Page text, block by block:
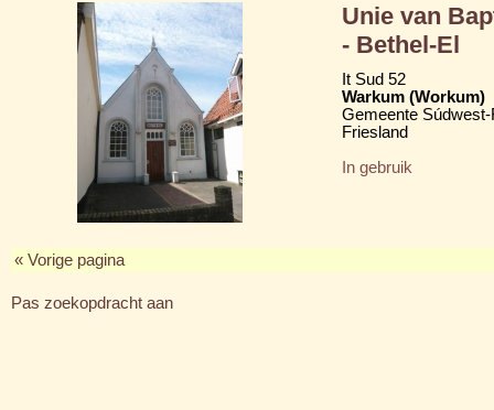
Unie van
- Bethel-El
It Sud 52
Warkum (Workum)
Gemeente
Friesland
In gebruik
« Vorige pagina
Pas zoekopdracht aan